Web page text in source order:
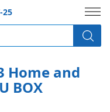
25
Home and
BOX